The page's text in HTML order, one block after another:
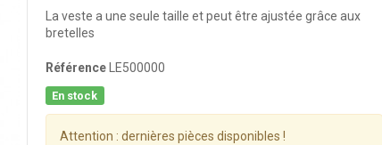
La veste a une seule taille et peut être ajustée grâce aux
bretelles
Référence LE500000
En stock
Attention : dernières pièces disponibles !